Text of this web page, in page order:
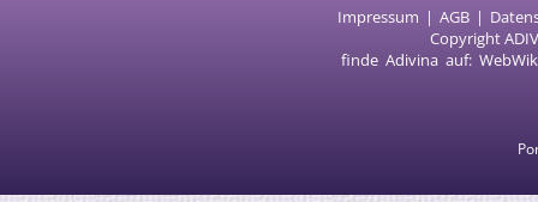
Impressum AGB
Copyright
finde Adivina auf: